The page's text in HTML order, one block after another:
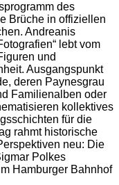
des
Brüche in offiziellen
Andreanis
lebt vom
und
Ausgangspunkt
deren Paynesgrau
Familienalben oder
kollektives
für die
rahmt historische
neu: Die
Polkes
Hamburger Bahnhof